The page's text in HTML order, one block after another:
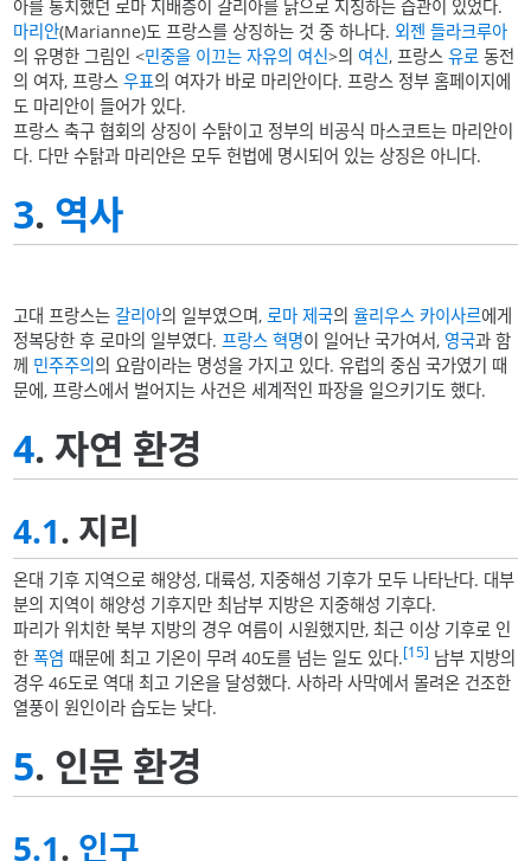
아를 통치했던 로마 지배층이 갈리아를 닭으로 지칭하는 습관이 있었다.
마리안(Marianne)도 프랑스를 상징하는 것 중 하나다.외젠 들라크루아
의 유명한 그림인 <민중을 이끄는 자유의 여신>의 여신, 프랑스유로 동전
의 여자, 프랑스우표의 여자가 바로 마리안이다. 프랑스 정부 홈페이지에
도 마리안이 들어가 있다.
프랑스 축구 협회의 상징이 수탉이고 정부의 비공식 마스코트는 마리안이
다. 다만 수탉과 마리안은 모두 헌법에 명시되어 있는 상징은 아니다.
3. 역사
고대 프랑스는 갈리아의 일부였으며,로마 제국의율리우스 카이사르에게
정복당한 후 로마의 일부였다.프랑스 혁명이 일어난 국가여서, 영국과 함
께 민주주의의 요람이라는 명성을 가지고 있다. 유럽의 중심 국가였기 때
문에, 프랑스에서 벌어지는 사건은 세계적인 파장을 일으키기도 했다.
4. 자연 환경
4.1. 지리
온대 기후 지역으로 해양성, 대륙성, 지중해성 기후가 모두 나타난다. 대부
분의 지역이 해양성 기후지만 최남부 지방은 지중해성 기후다.
파리가 위치한 북부 지방의 경우 여름이 시원했지만, 최근 이상 기후로 인
한폭염 때문에 최고 기온이 무려 40도를 넘는 일도 있다.[15] 남부 지방의
경우 46도로 역대 최고 기온을 달성했다. 사하라 사막에서 몰려온 건조한
열풍이 원인이라 습도는 낮다.
5. 인문 환경
5.1. 인구